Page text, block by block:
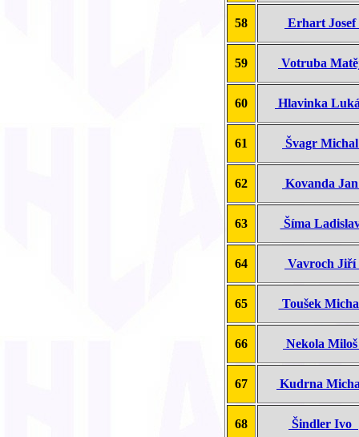
58 Erhart
59 Votruba
60 Hlavinka
61 Švagr
62 Kovanda
63 Šíma
64 Vavroch
65 Toušek
66 Nekola
67 Kudrna
68 Šindler Ivo